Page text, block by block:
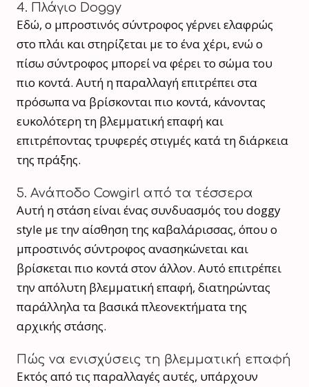
4. Πλάγιο Doggy
Εδώ, ο μπροστινός σύντροφος γέρνει ελαφρώς
στο πλάι και στηρίζεται με το ένα χέρι, ενώ ο
πίσω σύντροφος μπορεί να φέρει το σώμα του
πιο κοντά. Αυτή η παραλλαγή επιτρέπει στα
πρόσωπα να βρίσκονται πιο κοντά, κάνοντας
ευκολότερη τη βλεμματική επαφή και
επιτρέποντας τρυφερές στιγμές κατά τη διάρκεια
της πράξης.
5. Ανάποδο Cowgirl από τα τέσσερα
Αυτή η στάση είναι ένας συνδυασμός του doggy
style με την αίσθηση της καβαλάρισσας, όπου ο
μπροστινός σύντροφος ανασηκώνεται και
βρίσκεται πιο κοντά στον άλλον. Αυτό επιτρέπει
την απόλυτη βλεμματική επαφή, διατηρώντας
παράλληλα τα βασικά πλεονεκτήματα της
αρχικής στάσης.
Πώς να ενισχύσεις τη βλεμματική επαφή
Εκτός από τις παραλλαγές αυτές, υπάρχουν